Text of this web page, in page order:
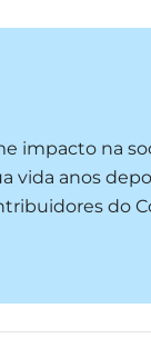
impacto na
vida anos
do